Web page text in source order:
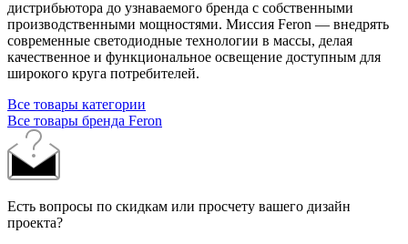
дистрибьютора до узнаваемого бренда с собственными
производственными мощностями. Миссия Feron — внедрять
современные светодиодные технологии в массы, делая
качественное и функциональное освещение доступным для
широкого круга потребителей.
Все товары категории
Все товары бренда Feron
Есть вопросы по скидкам или просчету вашего дизайн
проекта?